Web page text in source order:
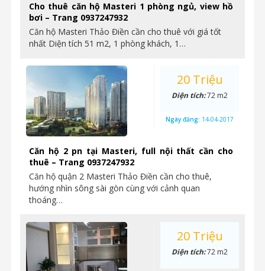
Cho thuê căn hộ Masteri 1 phòng ngủ, view hồ
bơi – Trang 0937247932
Căn hộ Masteri Thảo Điền cần cho thuê với giá tốt
nhất Diện tích 51 m2, 1 phòng khách, 1…
Căn hộ 2 pn tại Masteri, full nội thất cần cho
thuê – Trang 0937247932
Căn hộ quận 2 Masteri Thảo Điền cần cho thuê,
hướng nhìn sông sài gòn cùng với cảnh quan
thoáng…
20 Triệu
Diện tích:72 m2
Ngày đăng: 14-04-2017
20 Triệu
Diện tích:72 m2